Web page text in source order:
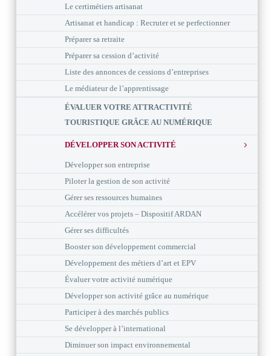
Le certimétiers artisanat
Artisanat et handicap : Recruter et se perfectionner
Préparer sa retraite
Préparer sa cession d’activité
Liste des annonces de cessions d’entreprises
Le médiateur de l’apprentissage
ÉVALUER VOTRE ATTRACTIVITÉ
TOURISTIQUE GRÂCE AU NUMÉRIQUE
DÉVELOPPER SON ACTIVITÉ
Développer son entreprise
Piloter la gestion de son activité
Gérer ses ressources humaines
Accélérer vos projets – Dispositif ARDAN
Gérer ses difficultés
Booster son développement commercial
Développement des métiers d’art et EPV
Évaluer votre activité numérique
Développer son activité grâce au numérique
Participer à des marchés publics
Se développer à l’international
Diminuer son impact environnemental